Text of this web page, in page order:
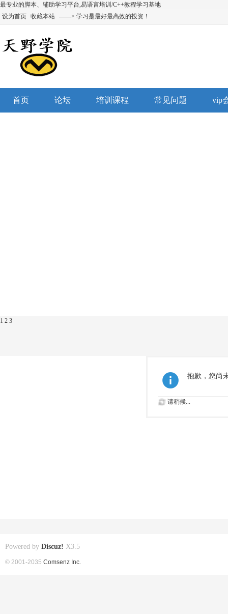
最专业的脚本、辅助学习平台,易语言培训/C++教程学习基地
设为首页 收藏本站 ——> 学习是最好最高效的投资！
首页 论坛 培训课程 常见问题 vip
1 2 3
抱歉，您尚
请稍候...
Powered by Discuz! X3.5
© 2001-2035 Comsenz Inc.